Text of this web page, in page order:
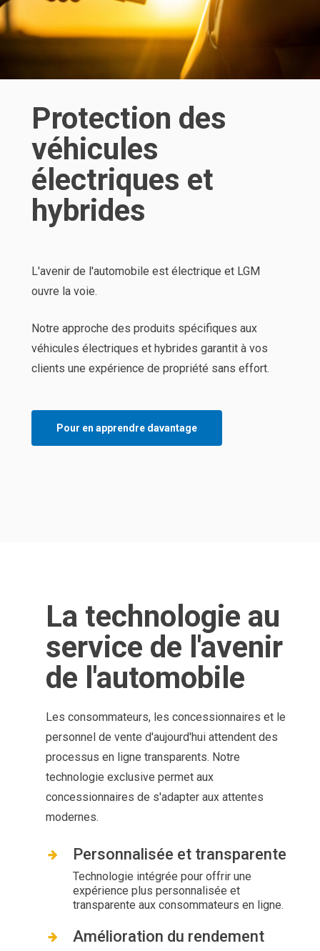
Protection des
véhicules
électriques et
hybrides
L'avenir de l'automobile est électrique et LGM
ouvre la voie.
Notre approche des produits spécifiques aux
véhicules électriques et hybrides garantit à vos
clients une expérience de propriété sans effort.
Pour en apprendre davantage
La technologie au
service de l'avenir
de l'automobile
Les consommateurs, les concessionnaires et le
personnel de vente d'aujourd'hui attendent des
processus en ligne transparents. Notre
technologie exclusive permet aux
concessionnaires de s'adapter aux attentes
modernes.
Personnalisée et transparente
Technologie intégrée pour offrir une
expérience plus personnalisée et
transparente aux consommateurs en ligne.
Amélioration du rendement